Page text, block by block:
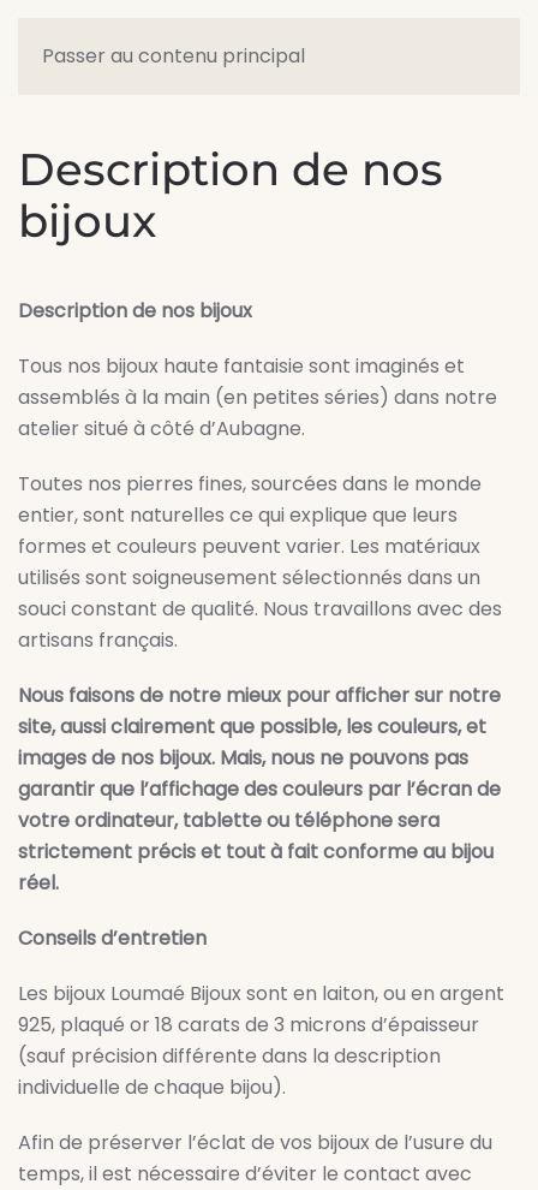
Passer au contenu principal
Description de nos
bijoux
Description de nos bijoux
Tous nos bijoux haute fantaisie sont imaginés et
assemblés à la main (en petites séries) dans notre
atelier situé à côté d’Aubagne.
Toutes nos pierres fines, sourcées dans le monde
entier, sont naturelles ce qui explique que leurs
formes et couleurs peuvent varier. Les matériaux
utilisés sont soigneusement sélectionnés dans un
souci constant de qualité. Nous travaillons avec des
artisans français.
Nous faisons de notre mieux pour afficher sur notre
site, aussi clairement que possible, les couleurs, et
images de nos bijoux. Mais, nous ne pouvons pas
garantir que l’affichage des couleurs par l’écran de
votre ordinateur, tablette ou téléphone sera
strictement précis et tout à fait conforme au bijou
réel.
Conseils d’entretien
Les bijoux Loumaé Bijoux sont en laiton, ou en argent
925, plaqué or 18 carats de 3 microns d’épaisseur
(sauf précision différente dans la description
individuelle de chaque bijou).
Afin de préserver l’éclat de vos bijoux de l’usure du
temps, il est nécessaire d’éviter le contact avec